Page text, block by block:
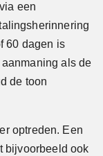
een
60 dagen is
als de
de toon
optreden. Een
bijvoorbeeld ook